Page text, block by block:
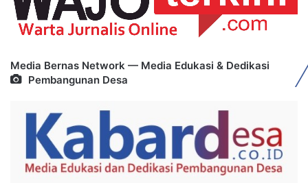
Media Bernas Network — Media Edukasi & Dedikasi
Pembangunan Desa